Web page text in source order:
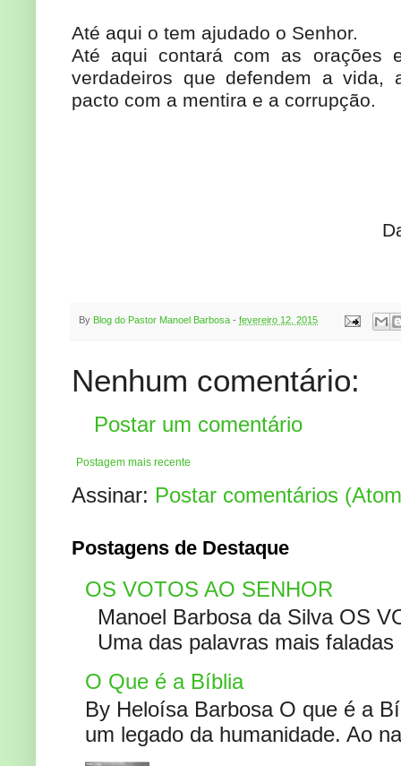
Até aqui o tem ajudado o Senhor.
Até aqui contará com as orações
verdadeiros que defendem a vida,
pacto com a mentira e a corrupção.
By Blog do Pastor Manoel Barbosa - fevereiro 12, 2015
Nenhum comentário:
Postar um comentário
Postagem mais recente
Assinar: Postar comentários
Postagens de Destaque
OS VOTOS AO SENHOR
Manoel Barbosa da Silva OS
Uma das palavras mais
O Que é a Bíblia
By Heloísa Barbosa O que é a
um legado da humanidade. Ao